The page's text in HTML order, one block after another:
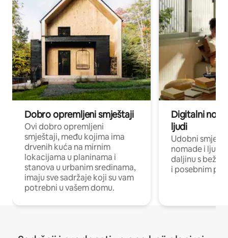
Dobro opremljeni smještaji
Ovi dobro opremljeni
smještaji, među kojima ima
drvenih kuća na mirnim
lokacijama u planinama i
stanova u urbanim sredinama,
imaju sve sadržaje koji su vam
potrebni u vašem domu.
Digitalni
ljudi
Udobni
nomade i ljude
daljinu s
i posebnim